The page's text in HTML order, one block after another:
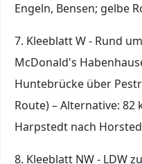
Engeln, Bensen; gelbe
7. Kleeblatt W - Rund
McDonald's
Huntebrücke über
Route) – Alternative:
Harpstedt nach
8. Kleeblatt NW - LDW